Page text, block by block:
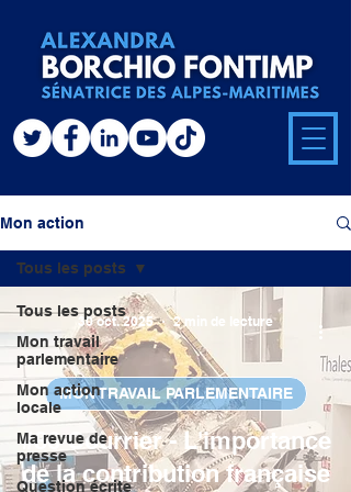
Mon action
Tous les posts
Mon travail
parlementaire
Mon action
locale
Ma revue de
presse
Question écrite
Tous les posts
#86 Courrier - L'importance
de la contribution française
MON TRAVAIL PARLEMENTAIRE
30 oct. 2025 2 min de lecture